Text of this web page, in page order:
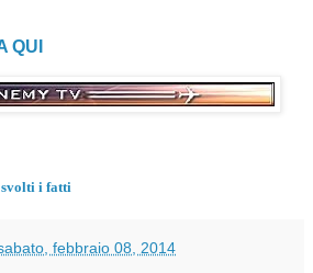
QUI
svolti i fatti
febbraio 08, 2014